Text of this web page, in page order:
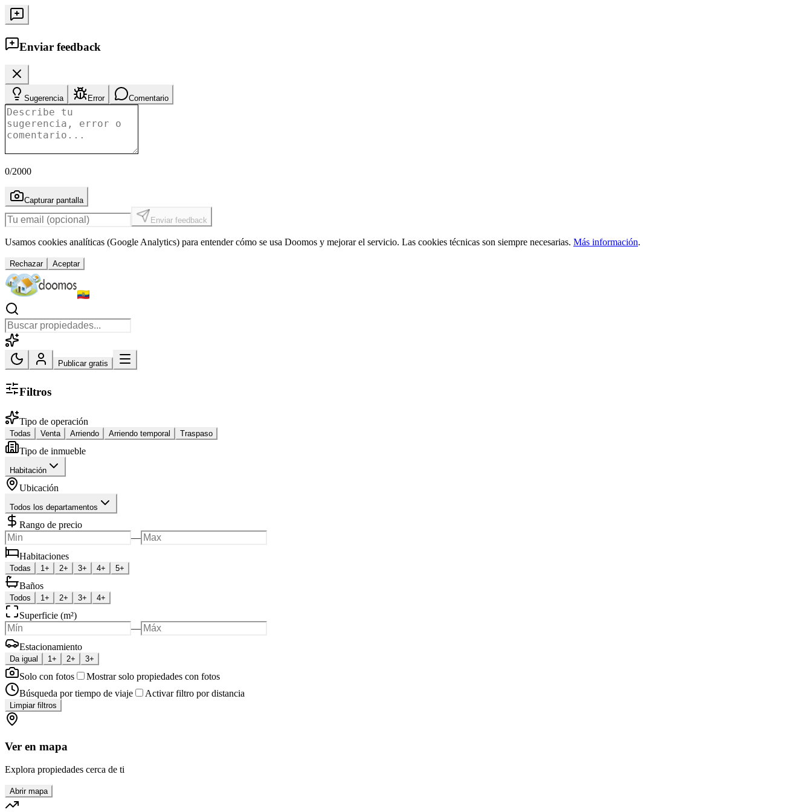
Enviar feedback
Sugerencia Error Comentario
0/2000
Capturar pantalla
Enviar feedback
Usamos cookies analíticas (Google Analytics) para entender cómo se usa Doomos y mejorar el servicio. Las cookies técnicas son siempre necesarias. Más información.
Rechazar Aceptar
Publicar gratis
Filtros
Tipo de operación
Todas Venta Arriendo Arriendo temporal Traspaso
Tipo de inmueble
Habitación
Ubicación
Todos los departamentos
Rango de precio
—
Habitaciones
Todas 1+ 2+ 3+ 4+ 5+
Baños
Todos 1+ 2+ 3+ 4+
Superficie (m²)
—
Estacionamiento
Da igual 1+ 2+ 3+
Solo con fotos
Mostrar solo propiedades con fotos
Búsqueda por tiempo de viaje
Activar filtro por distancia
Limpiar filtros
Ver en mapa
Explora propiedades cerca de ti
Abrir mapa